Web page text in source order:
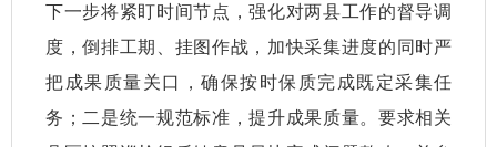
下一步将紧盯时间节点，强化对两县工作的督导调
度，倒排工期、挂图作战，加快采集进度的同时严
把成果质量关口，确保按时保质完成既定采集任
务；二是统一规范标准，提升成果质量。要求相关